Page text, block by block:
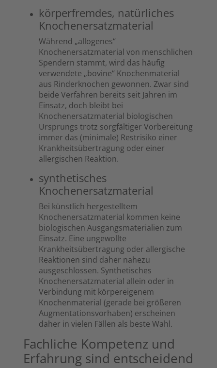
körperfremdes, natürliches
Knochenersatzmaterial
Während „allogenes“
Knochenersatzmaterial von menschlichen
Spendern stammt, wird das häufig
verwendete „bovine“ Knochenmaterial
aus Rinderknochen gewonnen. Zwar sind
beide Verfahren bereits seit Jahren im
Einsatz, doch bleibt bei
Knochenersatzmaterial biologischen
Ursprungs trotz sorgfältiger Vorbereitung
immer das (minimale) Restrisiko einer
Krankheitsübertragung oder einer
allergischen Reaktion.
synthetisches
Knochenersatzmaterial
Bei künstlich hergestelltem
Knochenersatzmaterial kommen keine
biologischen Ausgangsmaterialien zum
Einsatz. Eine ungewollte
Krankheitsübertragung oder allergische
Reaktionen sind daher nahezu
ausgeschlossen. Synthetisches
Knochenersatzmaterial allein oder in
Verbindung mit körpereigenem
Knochenmaterial (gerade bei größeren
Augmentationsvorhaben) erscheinen
daher in vielen Fällen als beste Wahl.
Fachliche Kompetenz und
Erfahrung sind entscheidend